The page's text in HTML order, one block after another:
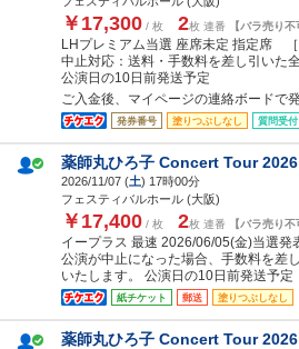
￥17,300 / 枚 2枚 連番 【バラ売り不
LHプレミアム当選 座席未定 指定席
中止対応：送料・手数料を差し引いた
公演日の10日前発送予定
ご入金後、マイページの連絡ボードで
発券番号 塗りつぶしなし 質問受付
薬師丸ひろ子 Concert Tour
2026/11/07 (土) 17時00分
フェスティバルホール (大阪)
￥17,400 / 枚 2枚 連番 【バラ売り不
イープラス 最速 2026/06/05(金)当選
公演が中止になった場合、手数料を差
いたします。 公演日の10日前発送予定
紙チケット 郵送 塗りつぶしなし
薬師丸ひろ子 Concert Tour